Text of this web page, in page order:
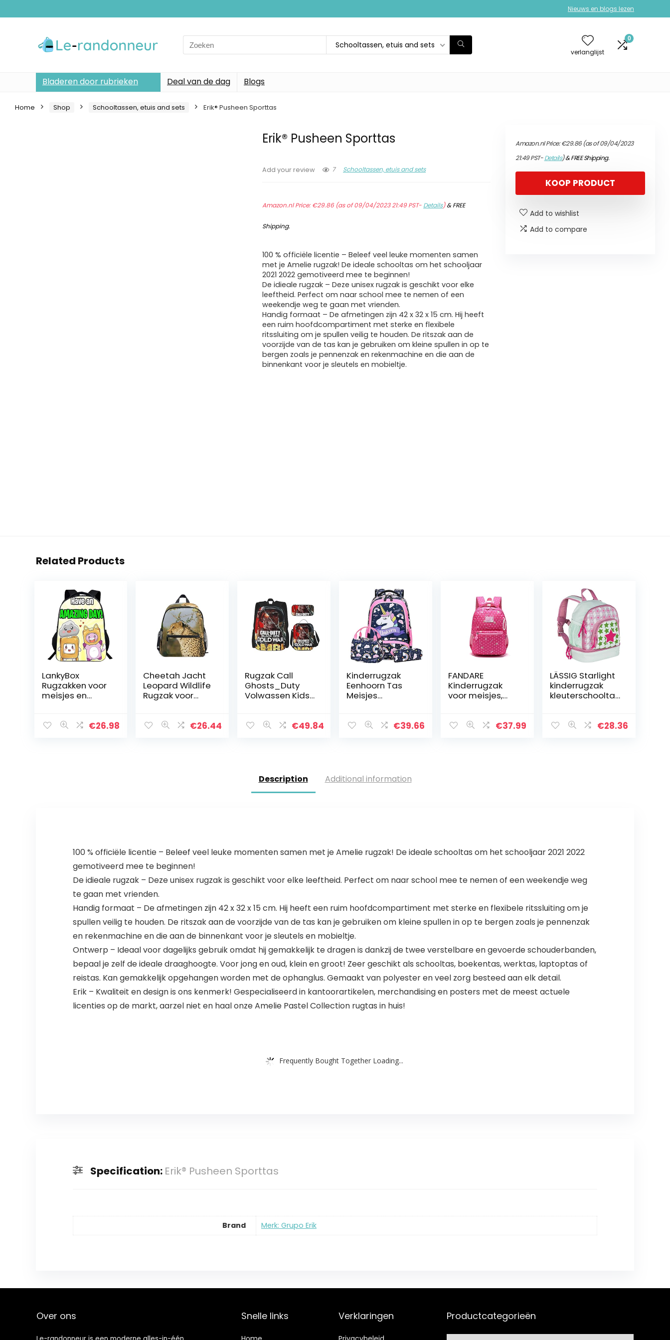
Nieuws en blogs lezen
Search
for:
Schooltassen, etuis and sets
verlanglijst
0
Bladeren door rubrieken Deal van de dag Blogs
Home Shop Schooltassen, etuis and sets Erik® Pusheen Sporttas
Erik® Pusheen Sporttas
Add your review 7 Schooltassen, etuis and sets
Amazon.nl Price:€29.86(as of 09/04/2023 21:49 PST- Details)&FREE
Shipping.
100 % officiële licentie – Beleef veel leuke momenten samen
met je Amelie rugzak! De ideale schooltas om het schooljaar
2021 2022 gemotiveerd mee te beginnen!
De idieale rugzak – Deze unisex rugzak is geschikt voor elke
leeftheid. Perfect om naar school mee te nemen of een
weekendje weg te gaan met vrienden.
Handig formaat – De afmetingen zijn 42 x 32 x 15 cm. Hij heeft
een ruim hoofdcompartiment met sterke en flexibele
ritssluiting om je spullen veilig te houden. De ritszak aan de
voorzijde van de tas kan je gebruiken om kleine spullen in op te
bergen zoals je pennenzak en rekenmachine en die aan de
binnenkant voor je sleutels en mobieltje.
Amazon.nl Price:€29.86(as of 09/04/2023
21:49 PST-Details)&FREE Shipping.
KOOP PRODUCT
Add to wishlist
Add to compare
Related Products
LankyBox
Rugzakken voor
meisjes en
karikatuur, foxy
€26.98
Cheetah Jacht
Leopard Wildlife
Rugzak voor
Tas Kinderen
€26.44
Rugzak Call
Ghosts_Duty
Volwassen Kids
Schooltas met
€49.84
Kinderrugzak
Eenhoorn Tas
Meisjes
Eenhoorn
€39.66
FANDARE
Kinderrugzak
voor meisjes,
schooltas voor
€37.99
LÄSSIG Starlight
kinderrugzak
kleuterschooltas
cm, magenta,
€28.36
Description Additional information
100 % officiële licentie – Beleef veel leuke momenten samen met je Amelie rugzak! De ideale schooltas om het schooljaar 2021 2022
gemotiveerd mee te beginnen!
De idieale rugzak – Deze unisex rugzak is geschikt voor elke leeftheid. Perfect om naar school mee te nemen of een weekendje weg
te gaan met vrienden.
Handig formaat – De afmetingen zijn 42 x 32 x 15 cm. Hij heeft een ruim hoofdcompartiment met sterke en flexibele ritssluiting om je
spullen veilig te houden. De ritszak aan de voorzijde van de tas kan je gebruiken om kleine spullen in op te bergen zoals je pennenzak
en rekenmachine en die aan de binnenkant voor je sleutels en mobieltje.
Ontwerp – Ideaal voor dagelijks gebruik omdat hij gemakkelijk te dragen is dankzij de twee verstelbare en gevoerde schouderbanden,
bepaal je zelf de ideale draaghoogte. Voor jong en oud, klein en groot! Zeer geschikt als schooltas, boekentas, werktas, laptoptas of
reistas. Kan gemakkelijk opgehangen worden met de ophanglus. Gemaakt van polyester en veel zorg besteed aan elk detail.
Erik – Kwaliteit en design is ons kenmerk! Gespecialiseerd in kantoorartikelen, merchandising en posters met de meest actuele
licenties op de markt, aarzel niet en haal onze Amelie Pastel Collection rugtas in huis!
Frequently Bought Together Loading...
Specification: Erik® Pusheen Sporttas
Brand Merk: Grupo Erik
Over ons Snelle links Verklaringen Productcategorieën